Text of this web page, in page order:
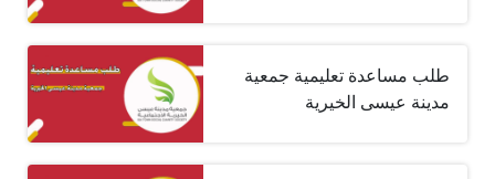
طلب مساعدة تعليمية جمعية
مدينة عيسى الخيرية